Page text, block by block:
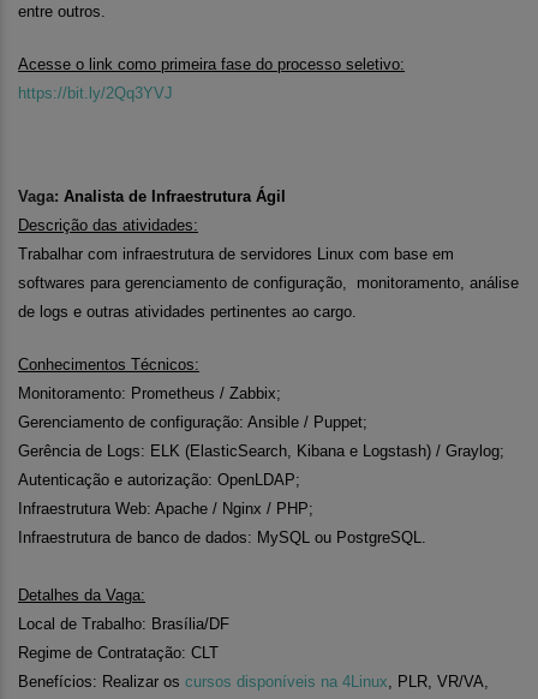
entre outros.
Acesse o link como primeira fase do processo seletivo:
https://bit.ly/2Qq3YVJ
Vaga: Analista de Infraestrutura Ágil
Descrição das atividades:
Trabalhar com infraestrutura de servidores Linux com base em
softwares para gerenciamento de configuração, monitoramento, análise
de logs e outras atividades pertinentes ao cargo.
Conhecimentos Técnicos:
Monitoramento: Prometheus / Zabbix;
Gerenciamento de configuração: Ansible / Puppet;
Gerência de Logs: ELK (ElasticSearch, Kibana e Logstash) / Graylog;
Autenticação e autorização: OpenLDAP;
Infraestrutura Web: Apache / Nginx / PHP;
Infraestrutura de banco de dados: MySQL ou PostgreSQL.
Detalhes da Vaga:
Local de Trabalho: Brasília/DF
Regime de Contratação: CLT
Benefícios: Realizar os cursos disponíveis na 4Linux , PLR, VR/VA,